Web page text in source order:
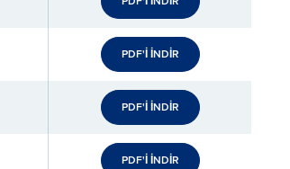
PDF'İ İNDİR
PDF'İ İNDİR
PDF'İ İNDİR